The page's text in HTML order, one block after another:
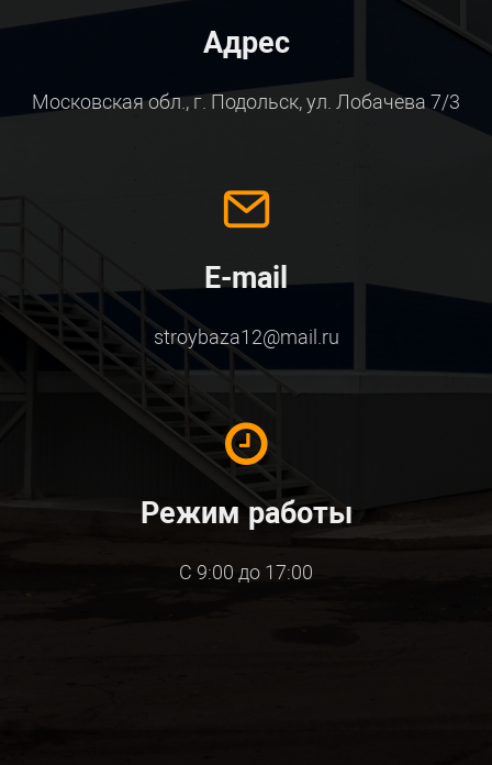
Адрес
Московская обл., г. Подольск, ул. Лобачева 7/3
E-mail
stroybaza12@mail.ru
Режим работы
С 9:00 до 17:00